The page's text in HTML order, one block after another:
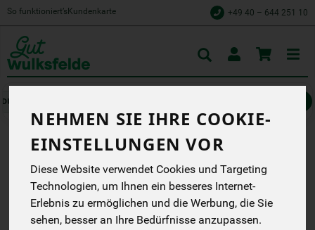
NEHMEN SIE IHRE COOKIE-
EINSTELLUNGEN VOR
Diese Website verwendet Cookies und Targeting
Technologien, um Ihnen ein besseres Internet-
Erlebnis zu ermöglichen und die Werbung, die Sie
sehen, besser an Ihre Bedürfnisse anzupassen.
So funktioniert’s Kundenkarte +49 40 – 644 251 10
PFLAUMEN
pasteurisiert, getrocknet &
entsteint
Toggle
cart